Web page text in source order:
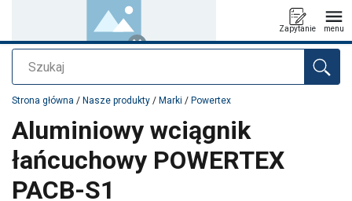
Szukaj
Zapytanie menu
Dodano do zapytania
Strona główna / Nasze produkty / Marki / Powertex
Aluminiowy wciągnik
łańcuchowy POWERTEX
PACB-S1